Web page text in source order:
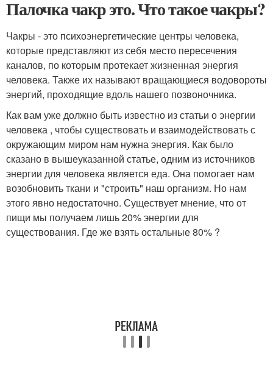
Палочка чакр это. Что такое чакры?
Чакры - это психоэнергетические центры человека,
которые представляют из себя место пересечения
каналов, по которым протекает жизненная энергия
человека. Также их называют вращающиеся водовороты
энергий, проходящие вдоль нашего позвоночника.
Как вам уже должно быть известно из статьи о энергии
человека , чтобы существовать и взаимодействовать с
окружающим миром нам нужна энергия. Как было
сказано в вышеуказанной статье, одним из источников
энергии для человека является еда. Она помогает нам
возобновить ткани и "строить" наш организм. Но нам
этого явно недостаточно. Существует мнение, что от
пищи мы получаем лишь 20% энергии для
существования. Где же взять остальные 80% ?